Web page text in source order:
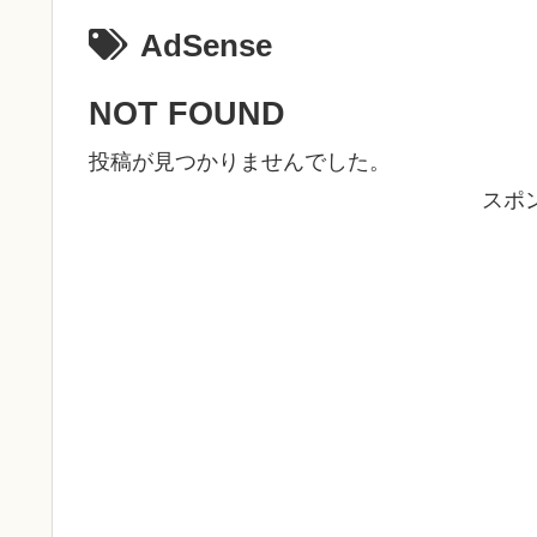
AdSense
NOT FOUND
投稿が見つかりませんでした。
スポ